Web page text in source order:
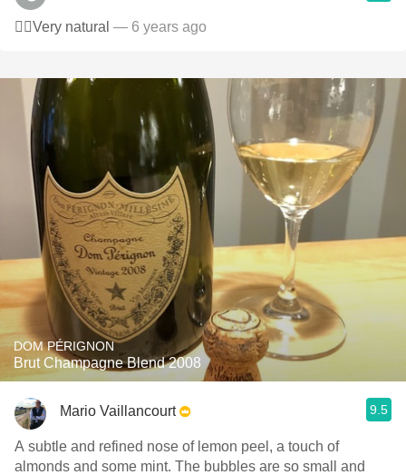
👌🏻Very natural — 6 years ago
DOM PÉRIGNON
Brut Champagne Blend 2008
Mario Vaillancourt 9.5
A subtle and refined nose of lemon peel, a touch of
almonds and some mint. The bubbles are so small and